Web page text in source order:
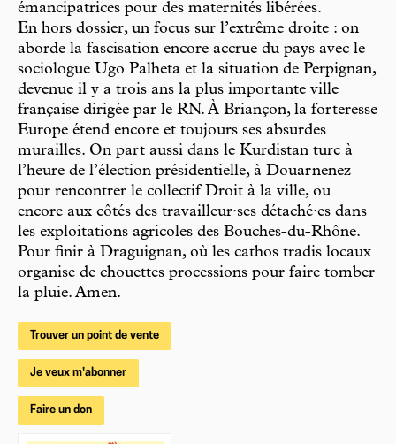
émancipatrices pour des maternités libérées.
En hors dossier, un focus sur l’extrême droite : on
aborde la fascisation encore accrue du pays avec le
sociologue Ugo Palheta et la situation de Perpignan,
devenue il y a trois ans la plus importante ville
française dirigée par le RN. À Briançon, la forteresse
Europe étend encore et toujours ses absurdes
murailles. On part aussi dans le Kurdistan turc à
l’heure de l’élection présidentielle, à Douarnenez
pour rencontrer le collectif Droit à la ville, ou
encore aux côtés des travailleur·ses détaché·es dans
les exploitations agricoles des Bouches-du-Rhône.
Pour finir à Draguignan, où les cathos tradis locaux
organise de chouettes processions pour faire tomber
la pluie. Amen.
Trouver un point de vente
Je veux m'abonner
Faire un don